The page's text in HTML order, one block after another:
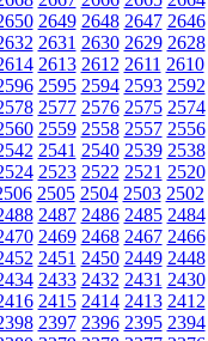
2649 2648 2647 2646
2631 2630 2629 2628
2613 2612 2611 2610
2595 2594 2593 2592
2577 2576 2575 2574
2559 2558 2557 2556
2541 2540 2539 2538
2523 2522 2521 2520
2505 2504 2503 2502
2487 2486 2485 2484
2469 2468 2467 2466
2451 2450 2449 2448
2433 2432 2431 2430
2415 2414 2413 2412
2397 2396 2395 2394